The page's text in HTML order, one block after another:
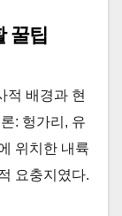
꿀팁
적 배경과 현
: 헝가리, 유
위치한 내륙
요충지였다.